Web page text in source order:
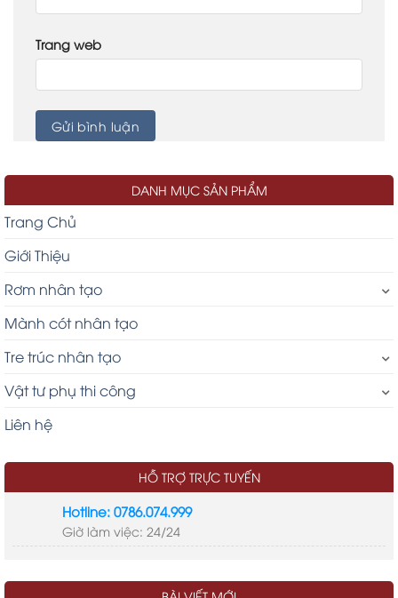
Trang web
DANH MỤC SẢN PHẨM
Trang Chủ
Giới Thiệu
Rơm nhân tạo
Mành cót nhân tạo
Tre trúc nhân tạo
Vật tư phụ thi công
Liên hệ
HỖ TRỢ TRỰC TUYẾN
Hotline: 0786.074.999
Giờ làm việc: 24/24
tre nhân tạothi công nhà mái lákinh phí xây dựng